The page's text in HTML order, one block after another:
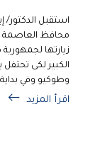
استقبل الدكتور/
محافظ العاصمة
زيارتها
وطوكيو وفي
اقرأ المزيد